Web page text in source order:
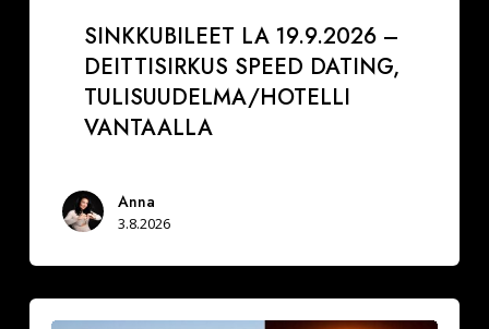
SINKKUBILEET LA 19.9.2026 –
DEITTISIRKUS SPEED DATING,
TULISUUDELMA/HOTELLI
VANTAALLA
Anna
3.8.2026
La